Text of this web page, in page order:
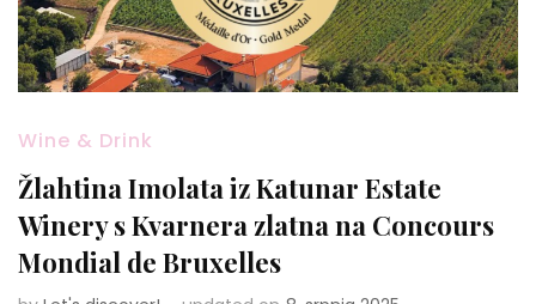
Wine & Drink
Žlahtina Imolata iz Katunar Estate
Winery s Kvarnera zlatna na Concours
Mondial de Bruxelles